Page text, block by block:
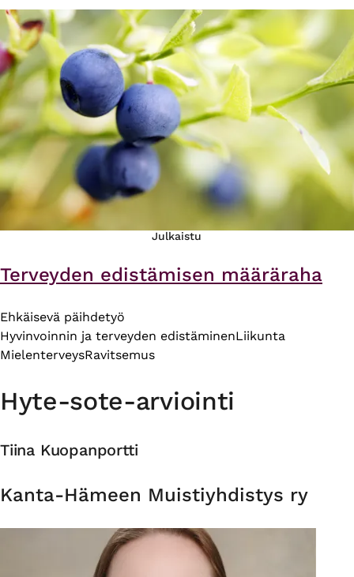
Julkaistu
Terveyden edistämisen määräraha
Ehkäisevä päihdetyö
Hyvinvoinnin ja terveyden edistäminenLiikunta
MielenterveysRavitsemus
Hyte-sote-arviointi
Tiina Kuopanportti
Organisaatio
Kanta-Hämeen Muistiyhdistys ry